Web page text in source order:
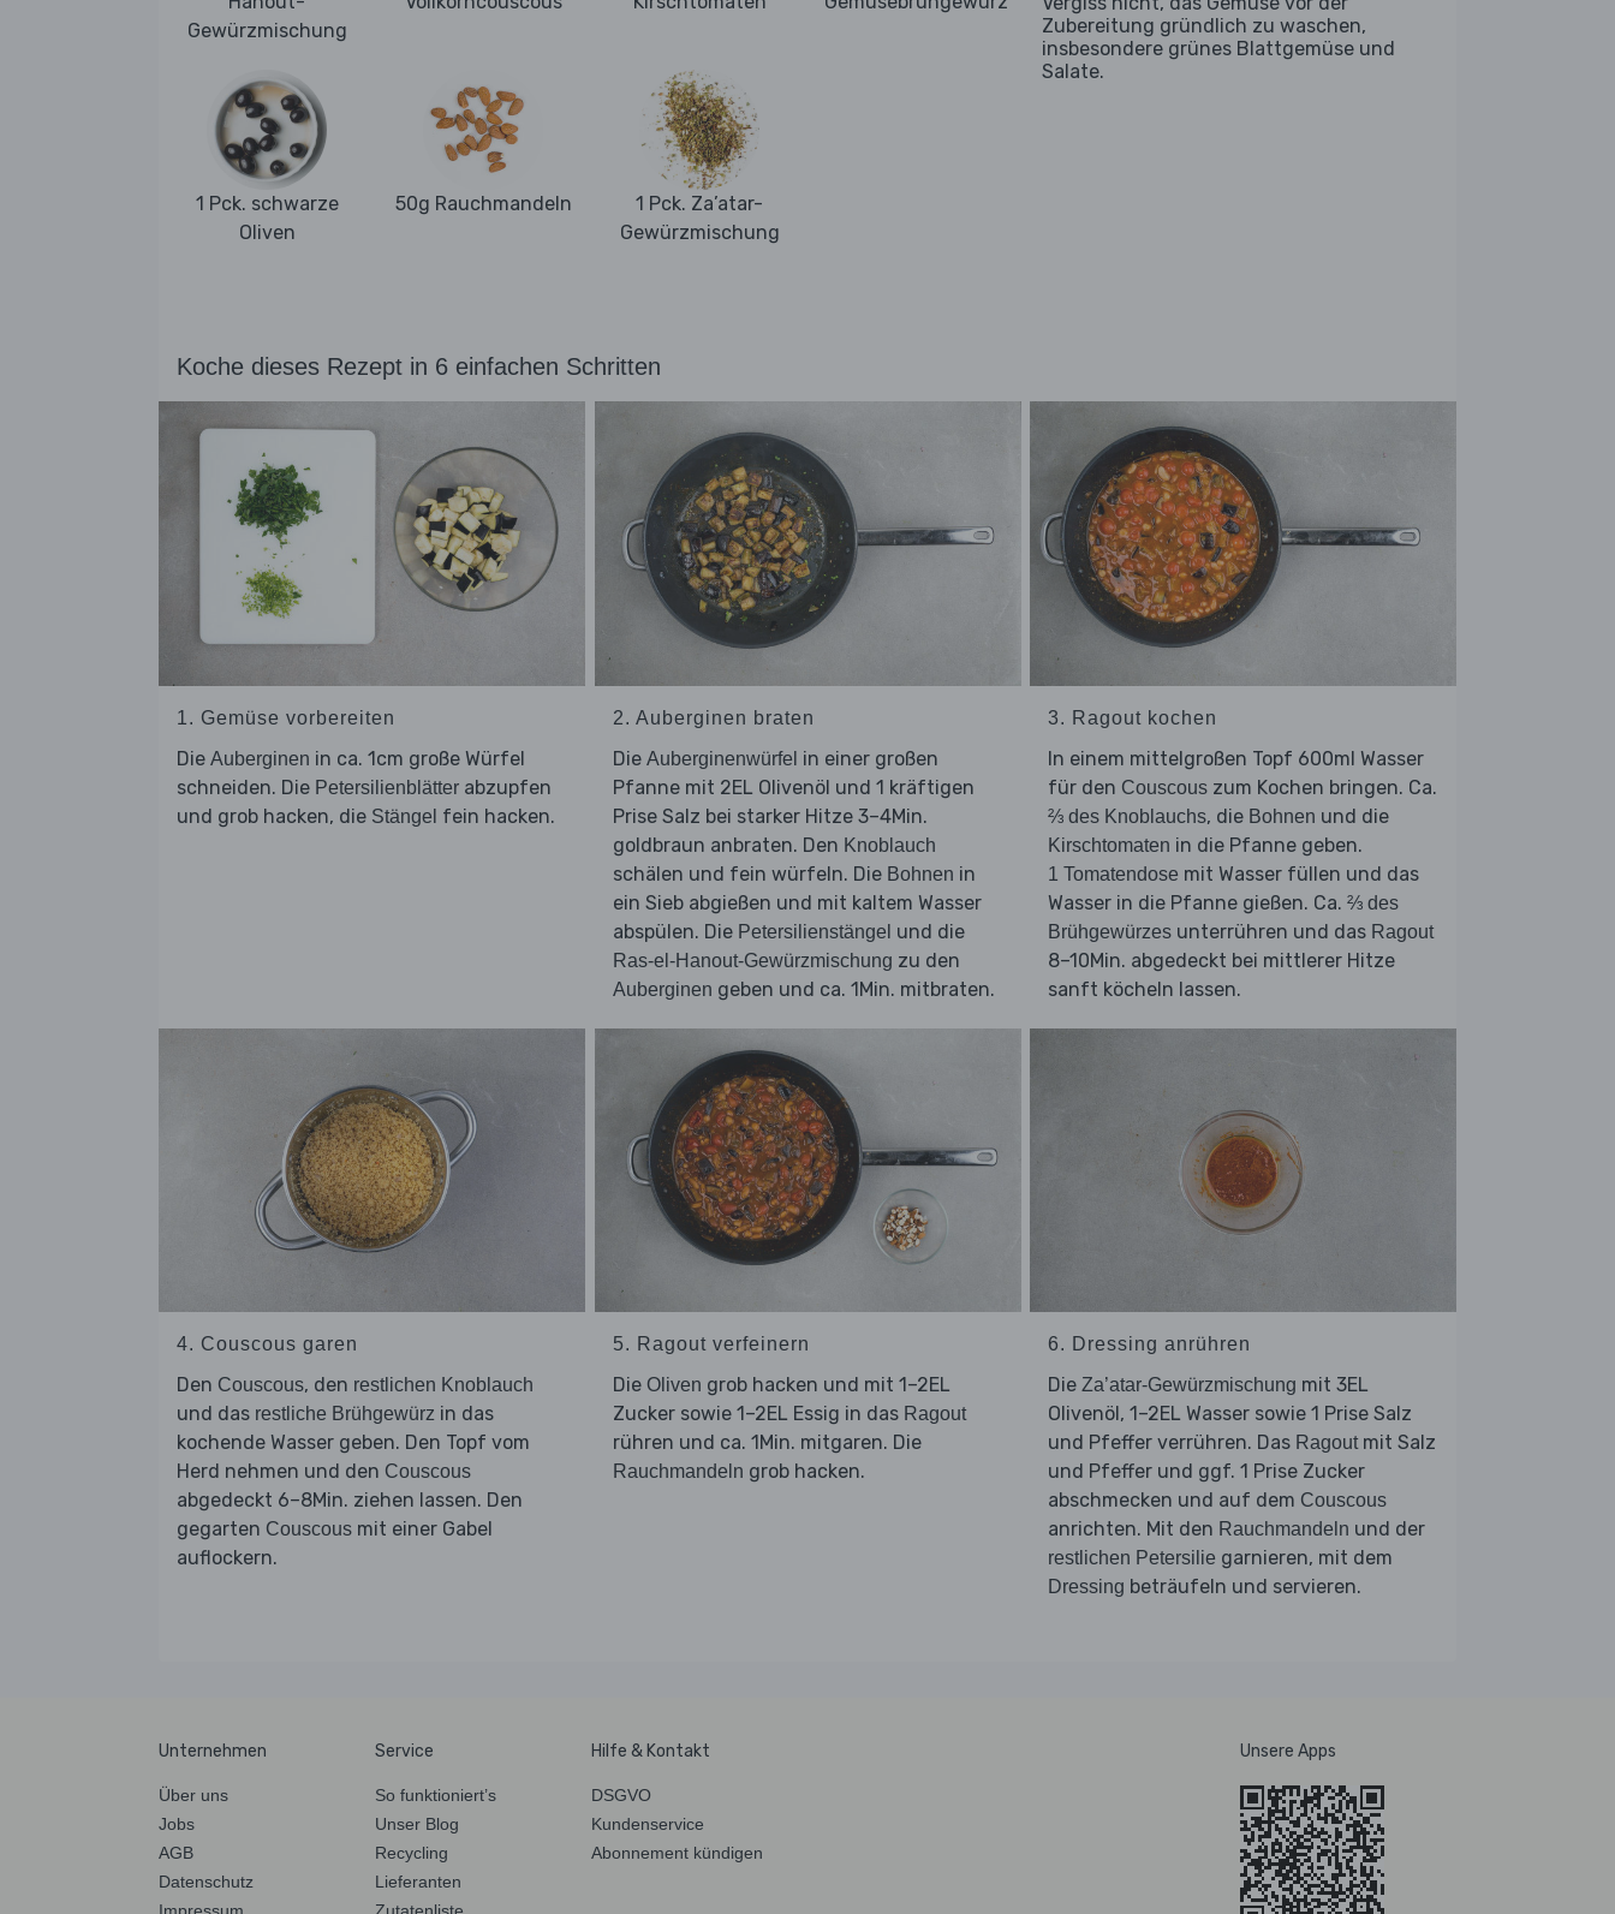
Gewürzmischung
1 Pck. schwarze
Oliven
50g Rauchmandeln
1 Pck. Za’atar-
Gewürzmischung
Zubereitung gründlich zu waschen,
insbesondere grünes Blattgemüse und
Salate.
Koche dieses Rezept in 6 einfachen Schritten
1. Gemüse vorbereiten
Die Auberginen in ca. 1cm große Würfel
schneiden. Die Petersilienblätter abzupfen
und grob hacken, die Stängel fein hacken.
2. Auberginen braten
Die Auberginenwürfel in einer großen
Pfanne mit 2EL Olivenöl und 1 kräftigen
Prise Salz bei starker Hitze 3–4Min.
goldbraun anbraten. Den Knoblauch
schälen und fein würfeln. Die Bohnen in
ein Sieb abgießen und mit kaltem Wasser
abspülen. Die Petersilienstängel und die
Ras-el-Hanout-Gewürzmischung zu den
Auberginen geben und ca. 1Min. mitbraten.
3. Ragout kochen
In einem mittelgroßen Topf 600ml Wasser
für den Couscous zum Kochen bringen. Ca.
⅔ des Knoblauchs, die Bohnen und die
Kirschtomaten in die Pfanne geben.
1 Tomatendose mit Wasser füllen und das
Wasser in die Pfanne gießen. Ca. ⅔ des
Brühgewürzes unterrühren und das Ragout
8–10Min. abgedeckt bei mittlerer Hitze
sanft köcheln lassen.
4. Couscous garen
Den Couscous, den restlichen Knoblauch
und das restliche Brühgewürz in das
kochende Wasser geben. Den Topf vom
Herd nehmen und den Couscous
abgedeckt 6–8Min. ziehen lassen. Den
gegarten Couscous mit einer Gabel
auflockern.
5. Ragout verfeinern
Die Oliven grob hacken und mit 1–2EL
Zucker sowie 1–2EL Essig in das Ragout
rühren und ca. 1Min. mitgaren. Die
Rauchmandeln grob hacken.
6. Dressing anrühren
Die Za’atar-Gewürzmischung mit 3EL
Olivenöl, 1–2EL Wasser sowie 1 Prise Salz
und Pfeffer verrühren. Das Ragoutmit Salz
und Pfeffer und ggf. 1 Prise Zucker
abschmecken und auf dem Couscous
anrichten. Mit den Rauchmandeln und der
restlichen Petersilie garnieren, mit dem
Dressing beträufeln und servieren.
Unternehmen
Über uns
Jobs
AGB
Datenschutz
Service
So funktioniert’s
Unser Blog
Recycling
Lieferanten
Hilfe & Kontakt
DSGVO
Kundenservice
Abonnement kündigen
Unsere Apps